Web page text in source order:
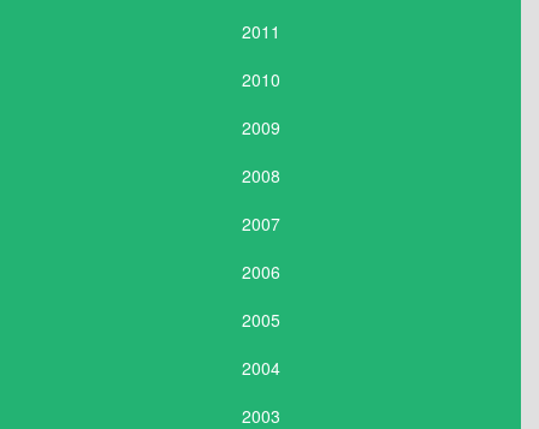
2011
2010
2009
2008
2007
2006
2005
2004
2003